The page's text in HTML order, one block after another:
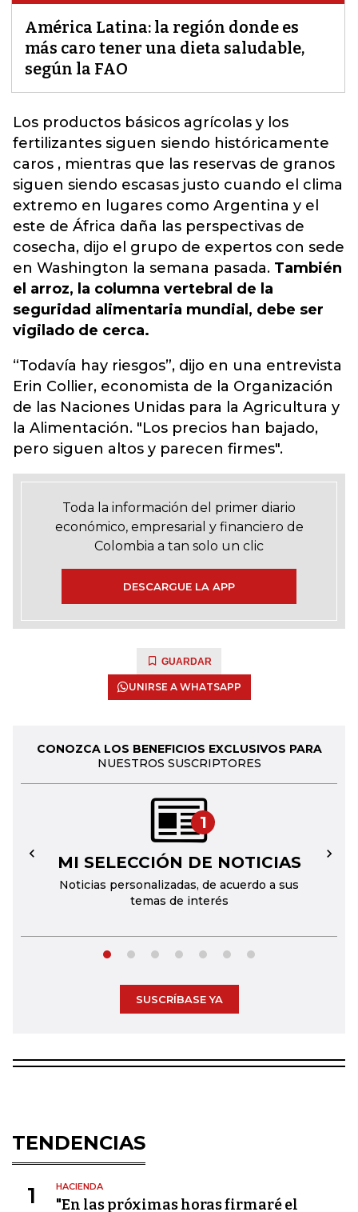
América Latina: la región donde es
más caro tener una dieta saludable,
según la FAO
Los productos básicos agrícolas y los
fertilizantes siguen siendo históricamente
caros , mientras que las reservas de granos
siguen siendo escasas justo cuando el clima
extremo en lugares como Argentina y el
este de África daña las perspectivas de
cosecha, dijo el grupo de expertos con sede
en Washington la semana pasada. También
el arroz, la columna vertebral de la
seguridad alimentaria mundial, debe ser
vigilado de cerca.
“Todavía hay riesgos”, dijo en una entrevista
Erin Collier, economista de la Organización
de las Naciones Unidas para la Agricultura y
la Alimentación. "Los precios han bajado,
pero siguen altos y parecen firmes".
Toda la información del primer diario
económico, empresarial y financiero de
Colombia a tan solo un clic
DESCARGUE LA APP
GUARDAR
UNIRSE A WHATSAPP
CONOZCA LOS BENEFICIOS EXCLUSIVOS PARA
NUESTROS SUSCRIPTORES
1
MI SELECCIÓN DE NOTICIAS
Noticias personalizadas, de acuerdo a sus
temas de interés
← →
SUSCRÍBASE YA
TENDENCIAS
1 HACIENDA
"En las próximas horas firmaré el